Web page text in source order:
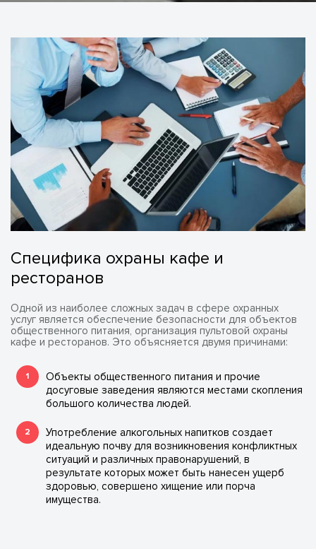
Специфика охраны кафе и
ресторанов
Одной из наиболее сложных задач в сфере охранных
услуг является обеспечение безопасности для объектов
общественного питания, организация пультовой охраны
кафе и ресторанов. Это объясняется двумя причинами:
Объекты общественного питания и прочие
досуговые заведения являются местами скопления
большого количества людей.
Употребление алкогольных напитков создает
идеальную почву для возникновения конфликтных
ситуаций и различных правонарушений, в
результате которых может быть нанесен ущерб
здоровью, совершено хищение или порча
имущества.